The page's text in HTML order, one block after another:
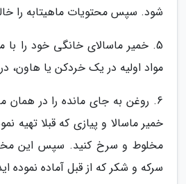
شود. سپس محتویات ماهیتابه را
5. خمیر ماسالای خانگی خود را
مواد اولیه در یک خردکن یا هاون،
6. روغن به جای مانده را در همان
خمیر ماسالا و پیازی که قبلا تهیه
مخلوط و سرخ کنید. سپس این
سرکه و شکر که از قبل آماده نموده